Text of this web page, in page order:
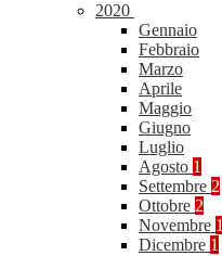
2020
Gennaio
Febbraio
Marzo
Aprile
Maggio
Giugno
Luglio
Agosto 1
Settembre 2
Ottobre 2
Novembre 1
Dicembre 1